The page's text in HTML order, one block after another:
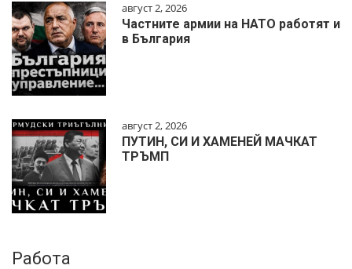
август 2, 2026
Частните армии на НАТО работят и
в България
август 2, 2026
ПУТИН, СИ И ХАМЕНЕЙ МАЧКАТ
ТРЪМП
Работа